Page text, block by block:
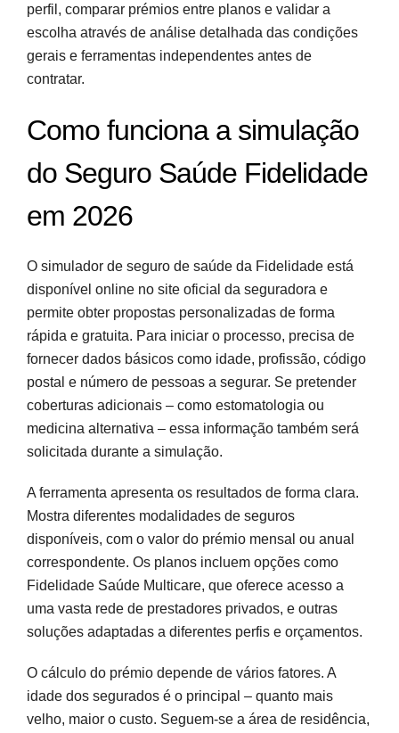
perfil, comparar prémios entre planos e validar a
escolha através de análise detalhada das condições
gerais e ferramentas independentes antes de
contratar.
Como funciona a simulação
do Seguro Saúde Fidelidade
em 2026
O simulador de seguro de saúde da Fidelidade está
disponível online no site oficial da seguradora e
permite obter propostas personalizadas de forma
rápida e gratuita. Para iniciar o processo, precisa de
fornecer dados básicos como idade, profissão, código
postal e número de pessoas a segurar. Se pretender
coberturas adicionais – como estomatologia ou
medicina alternativa – essa informação também será
solicitada durante a simulação.
A ferramenta apresenta os resultados de forma clara.
Mostra diferentes modalidades de seguros
disponíveis, com o valor do prémio mensal ou anual
correspondente. Os planos incluem opções como
Fidelidade Saúde Multicare, que oferece acesso a
uma vasta rede de prestadores privados, e outras
soluções adaptadas a diferentes perfis e orçamentos.
O cálculo do prémio depende de vários fatores. A
idade dos segurados é o principal – quanto mais
velho, maior o custo. Seguem-se a área de residência,